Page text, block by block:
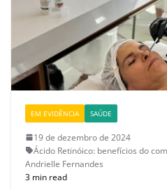
EM EVIDÊNCIA SAÚDE
19 de dezembro de 2024
Ácido Retinóico: benefícios do
Andrielle Fernandes
3 min read